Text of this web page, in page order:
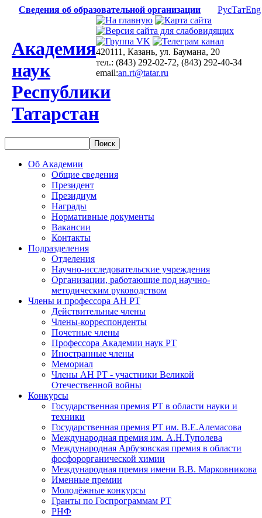
Сведения об образовательной организации РусТатEng
Академия
наук
Республики
Татарстан
420111, Казань, ул. Баумана, 20
тел.: (843) 292-02-72, (843) 292-40-34
email:an.rt@tatar.ru
Об Академии
Общие сведения
Президент
Президиум
Награды
Нормативные документы
Вакансии
Контакты
Подразделения
Отделения
Научно-исследовательские учреждения
Организации, работающие под научно-
методическим руководством
Члены и профессора АН РТ
Действительные члены
Члены-корреспонденты
Почетные члены
Профессора Академии наук РТ
Иностранные члены
Мемориал
Члены АН РТ - участники Великой
Отечественной войны
Конкурсы
Государственная премия РТ в области науки и
техники
Государственная премия РТ им. В.Е.Алемасова
Международная премия им. А.Н.Туполева
Международная Арбузовская премия в области
фосфорорганической химии
Международная премия имени В.В. Марковникова
Именные премии
Молодёжные конкурсы
Гранты по Госпрограммам РТ
РНФ